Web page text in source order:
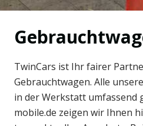
TwinCars ist Ihr fairer
Gebrauchtwagen. Alle
in der Werkstatt umfassend
mobile.de zeigen wir Ihnen